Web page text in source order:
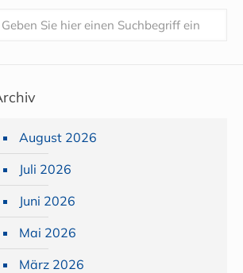
August 2026
Juli 2026
Juni 2026
Mai 2026
März 2026